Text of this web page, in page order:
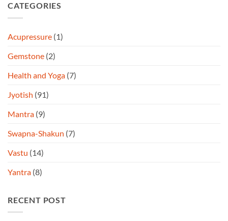
CATEGORIES
Acupressure (1)
Gemstone (2)
Health and Yoga (7)
Jyotish (91)
Mantra (9)
Swapna-Shakun (7)
Vastu (14)
Yantra (8)
RECENT POST